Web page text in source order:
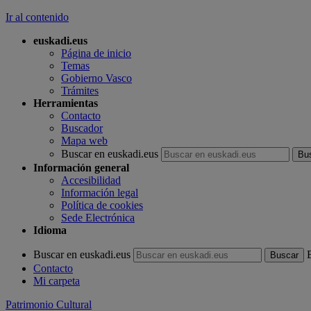
Ir al contenido
euskadi.eus
Página de inicio
Temas
Gobierno Vasco
Trámites
Herramientas
Contacto
Buscador
Mapa web
Buscar en euskadi.eus
Información general
Accesibilidad
Información legal
Política de cookies
Sede Electrónica
Idioma
Buscar en euskadi.eus
Contacto
Mi carpeta
Patrimonio Cultural